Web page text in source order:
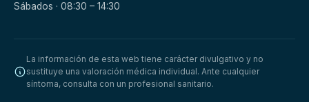
Sábados · 08:30 – 14:30
La información de esta web tiene carácter divulgativo y no
sustituye una valoración médica individual. Ante cualquier
síntoma, consulta con un profesional sanitario.